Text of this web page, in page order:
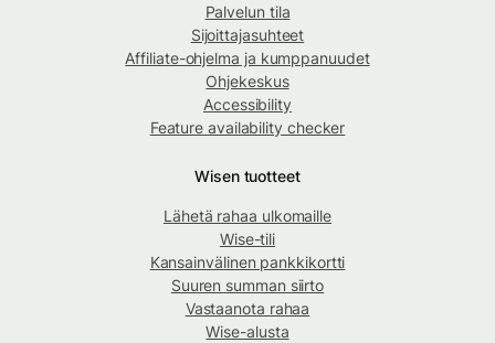
Palvelun tila
Sijoittajasuhteet
Affiliate-ohjelma ja kumppanuudet
Ohjekeskus
Accessibility
Feature availability checker
Wisen tuotteet
Lähetä rahaa ulkomaille
Wise-tili
Kansainvälinen pankkikortti
Suuren summan siirto
Vastaanota rahaa
Wise-alusta